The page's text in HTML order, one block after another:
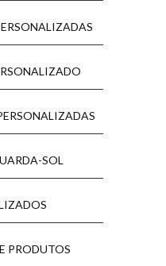
SOL
PRODUTOS